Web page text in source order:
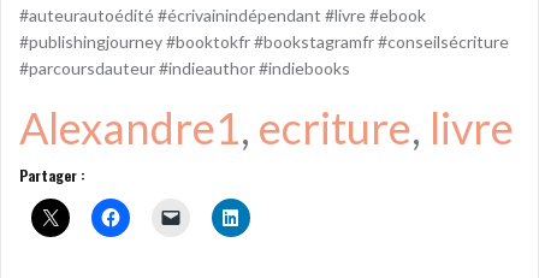
#auteurautoédité #écrivainindépendant #livre #ebook
#publishingjourney #booktokfr #bookstagramfr #conseilsécriture
#parcoursdauteur #indieauthor #indiebooks
Alexandre1, ecriture, livre
Partager :